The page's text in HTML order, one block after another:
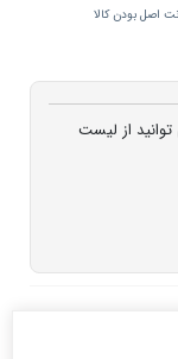
اصل بودن کالا
از لیست